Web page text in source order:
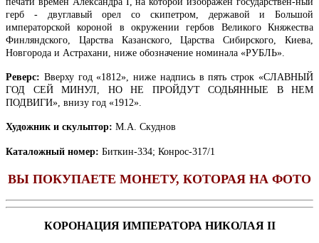
герб - двуглавый орел со скипетром, державой и Большой
императорской короной в окружении гербов Великого Княжества
Финляндского, Царства Казанского, Царства Сибирского, Киева,
Новгорода и Астрахани, ниже обозначение номинала «РУБЛЬ».
Реверс: Вверху год «1812», ниже надпись в пять строк «СЛАВНЫЙ
ГОД СЕЙ МИНУЛ, НО НЕ ПРОЙДУТ СОДЬЯННЫЕ В НЕМ
ПОДВИГИ», внизу год «1912».
Художник и скульптор: М.А. Скуднов
Каталожный номер: Биткин-334; Конрос-317/1
ВЫ ПОКУПАЕТЕ МОНЕТУ, КОТОРАЯ НА ФОТО
КОРОНАЦИЯ ИМПЕРАТОРА НИКОЛАЯ II